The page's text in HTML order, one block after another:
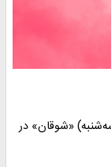
(سه‌شنبه) «شوقان» در